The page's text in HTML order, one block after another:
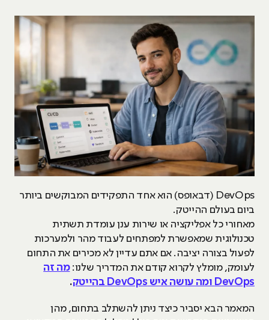
DevOps (דבאופס) הוא אחד התפקידים המבוקשים ביותר
ביום בעולם ההייטק.
מאחורי כל אפליקציה או שירות ענן עומדת תשתית
טכנולוגית שמאפשרת למפתחים לעבוד מהר ולמערכות
לפעול בצורה יציבה. אם אתם עדיין לא מכירים את התחום
לעומק, מומלץ לקרוא קודם את המדריך שלנו:מה זה
DevOps ומה עושה איש DevOps בהייטק
.
המאמר הבא יסביר כיצד ניתן להשתלב בתחום, מהן